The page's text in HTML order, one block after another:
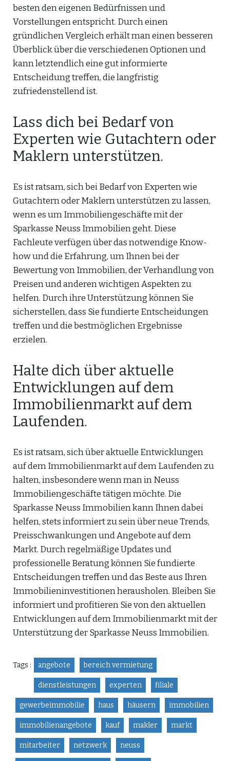
besten den eigenen Bedürfnissen und
Vorstellungen entspricht. Durch einen
gründlichen Vergleich erhält man einen besseren
Überblick über die verschiedenen Optionen und
kann letztendlich eine gut informierte
Entscheidung treffen, die langfristig
zufriedenstellend ist.
Lass dich bei Bedarf von
Experten wie Gutachtern oder
Maklern unterstützen.
Es ist ratsam, sich bei Bedarf von Experten wie
Gutachtern oder Maklern unterstützen zu lassen,
wenn es um Immobiliengeschäfte mit der
Sparkasse Neuss Immobilien geht. Diese
Fachleute verfügen über das notwendige Know-
how und die Erfahrung, um Ihnen bei der
Bewertung von Immobilien, der Verhandlung von
Preisen und anderen wichtigen Aspekten zu
helfen. Durch ihre Unterstützung können Sie
sicherstellen, dass Sie fundierte Entscheidungen
treffen und die bestmöglichen Ergebnisse
erzielen.
Halte dich über aktuelle
Entwicklungen auf dem
Immobilienmarkt auf dem
Laufenden.
Es ist ratsam, sich über aktuelle Entwicklungen
auf dem Immobilienmarkt auf dem Laufenden zu
halten, insbesondere wenn man in Neuss
Immobiliengeschäfte tätigen möchte. Die
Sparkasse Neuss Immobilien kann Ihnen dabei
helfen, stets informiert zu sein über neue Trends,
Preisschwankungen und Angebote auf dem
Markt. Durch regelmäßige Updates und
professionelle Beratung können Sie fundierte
Entscheidungen treffen und das Beste aus Ihren
Immobilieninvestitionen herausholen. Bleiben Sie
informiert und profitieren Sie von den aktuellen
Entwicklungen auf dem Immobilienmarkt mit der
Unterstützung der Sparkasse Neuss Immobilien.
Tags : angebote bereich vermietung
dienstleistungen experten filiale
gewerbeimmobilie haus häusern immobilien
immobilienangebote kauf makler markt
mitarbeiter netzwerk neuss